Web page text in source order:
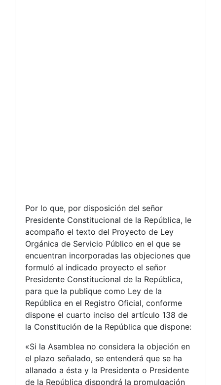
Por lo que, por disposición del señor
Presidente Constitucional de la República, le
acompaño el texto del Proyecto de Ley
Orgánica de Servicio Público en el que se
encuentran incorporadas las objeciones que
formuló al indicado proyecto el señor
Presidente Constitucional de la República,
para que la publique como Ley de la
República en el Registro Oficial, conforme
dispone el cuarto inciso del artículo 138 de
la Constitución de la República que dispone:
«Si la Asamblea no considera la objeción en
el plazo señalado, se entenderá que se ha
allanado a ésta y la Presidenta o Presidente
de la República dispondrá la promulgación